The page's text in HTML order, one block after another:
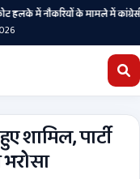
में नौकरियों के मामले में कांग्रेसी
शामिल, पार्टी